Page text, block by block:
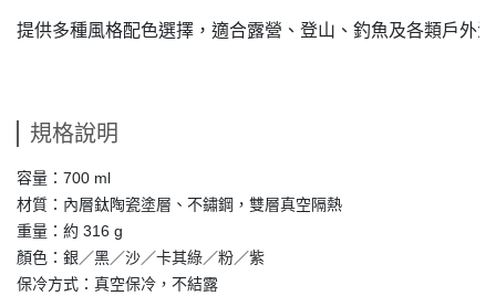
規格說明
容量：700 ml
材質：內層鈦陶瓷塗層、不鏽鋼，雙層真空隔熱
重量：約 316 g
顏色：銀／黑／沙／卡其綠／粉／紫
保冷方式：真空保冷，不結露